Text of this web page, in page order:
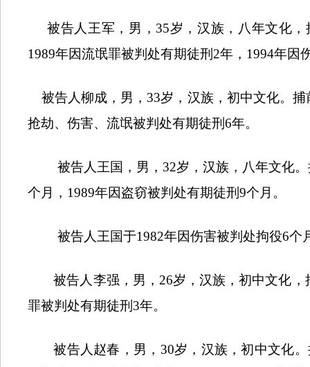
被告人王军，男， 35岁，汉族，八年文化
1989年因流氓罪被判处有期徒刑 2年， 1994年因
被告人柳成，男， 33岁，汉族，初中文化。
抢劫、伤害、流氓被判处有期徒刑 6年。
被告人王国，男， 32岁，汉族，八年文化
个月， 1989年因盗窃被判处有期徒刑 9个月。
被告人王国于1982年因伤害被判处拘役6个
被告人李强，男， 26岁，汉族，初中文化
罪被判处有期徒刑 3年。
被告人赵春，男， 30岁，汉族，初中文化